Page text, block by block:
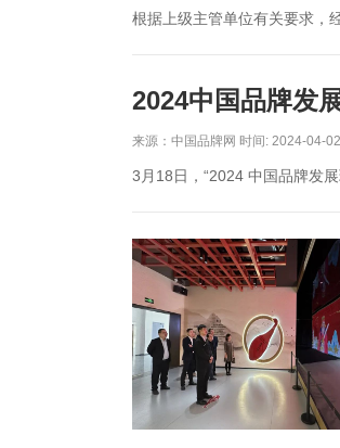
根据上级主管单位有关要求，
2024中国品牌发
来源：中国品牌网 时间: 2024-04-02
3月18日，“2024 中国品牌发